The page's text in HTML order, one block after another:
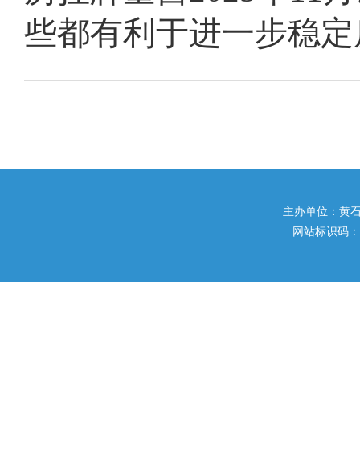
些都有利于进一步稳
主办单位：黄
网站标识码